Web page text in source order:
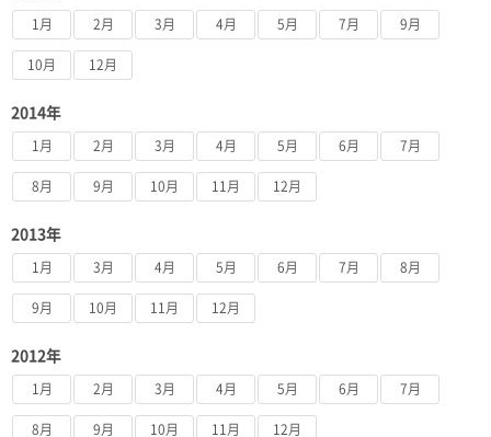
1月 2月 3月 4月 5月 7月 9月
10月 12月
2014年
1月 2月 3月 4月 5月 6月 7月
8月 9月 10月 11月 12月
2013年
1月 3月 4月 5月 6月 7月 8月
9月 10月 11月 12月
2012年
1月 2月 3月 4月 5月 6月 7月
8月 9月 10月 11月 12月